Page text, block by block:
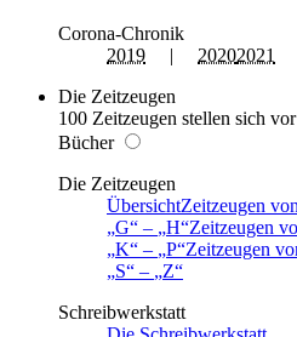
Corona-Chronik
2019 | 20202021
Die Zeitzeugen
100 Zeitzeugen stellen sich
Bücher
Die Zeitzeugen
ÜbersichtZeitzeugen von
G
– H Zeitzeugen
K
– P Zeitzeugen
S
–
Z
Schreibwerkstatt